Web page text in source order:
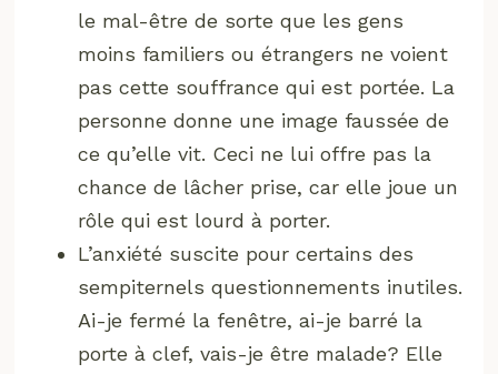
le mal-être de sorte que les gens
moins familiers ou étrangers ne voient
pas cette souffrance qui est portée. La
personne donne une image faussée de
ce qu’elle vit. Ceci ne lui offre pas la
chance de lâcher prise, car elle joue un
rôle qui est lourd à porter.
L’anxiété suscite pour certains des
sempiternels questionnements inutiles.
Ai-je fermé la fenêtre, ai-je barré la
porte à clef, vais-je être malade? Elle